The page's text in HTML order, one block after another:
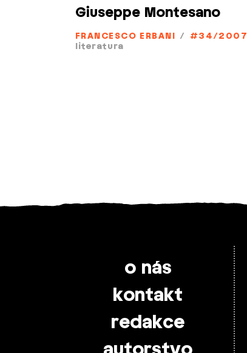
Giuseppe Montesano
FRANCESCO ERBANI /
#34/2007
literatura
o nás
kontakt
redakce